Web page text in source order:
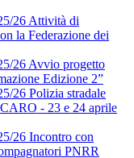
26 Attività di
la Federazione dei
26 Avvio progetto
Edizione 2”
26 Polizia stradale
- 23 e 24 aprile
26 Incontro con
PNRR